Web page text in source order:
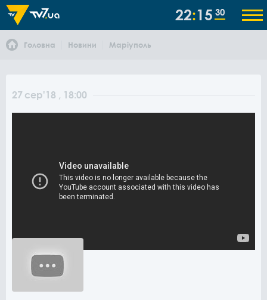
22 15 30
Головна Новини Маріуполь
27 сер'18 , 18:00